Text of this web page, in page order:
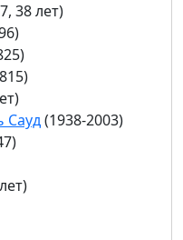
38 лет)
Сауд(1938-2003)